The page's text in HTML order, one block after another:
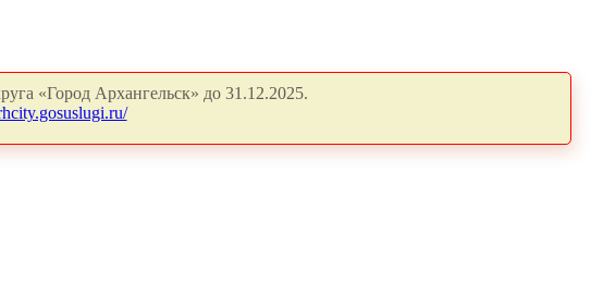
«Город Архангельск» до 31.12.2025.